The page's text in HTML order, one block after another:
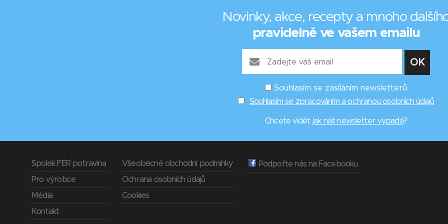
Novinky, akce, recepty a mnoho
pravidelně ve vašem emailu
Souhlasím se zasíláním newsletterů
Souhlasím se zpracováním a ochranou osobních údajů
Chcete vidět jak náš newsletter vypadá?
Spolek FÉR potravina
Pro výrobce
Média
Kontakt
Všeobecné obchodní podmínky
Ochrana osobních údajů
Cookies
Podpořte nás na Facebooku